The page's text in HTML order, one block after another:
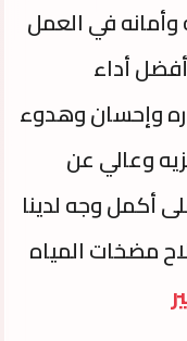
وأمانه في العمل
أداء
وإحسان وهدوء
وعالي عن
أكمل وجه لدينا
مضخات المياه